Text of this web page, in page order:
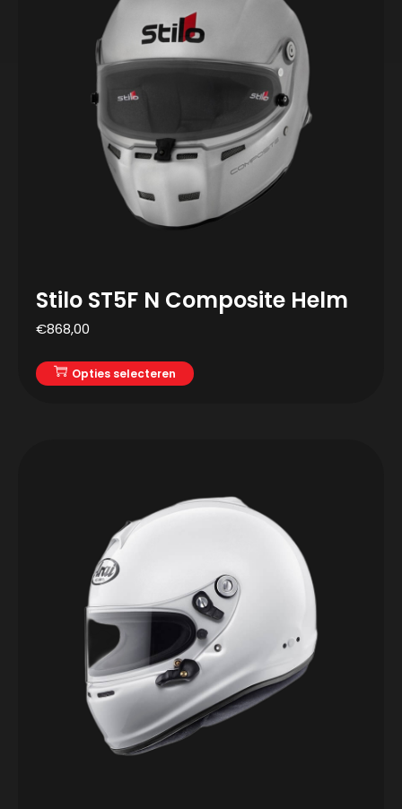
Stilo ST5F N Composite Helm
€868,00
Opties selecteren